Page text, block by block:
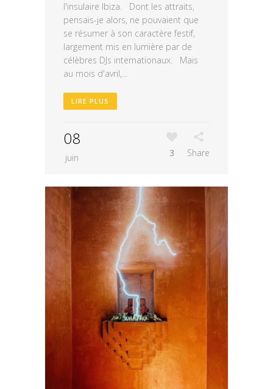
l'insulaire Ibiza. Dont les attraits,
pensais-je alors, ne pouvaient que
se résumer à son caractère festif,
largement mis en lumière par de
célèbres DJs internationaux. Mais
au mois d'avril,...
LIRE PLUS
08
juin 3 Share